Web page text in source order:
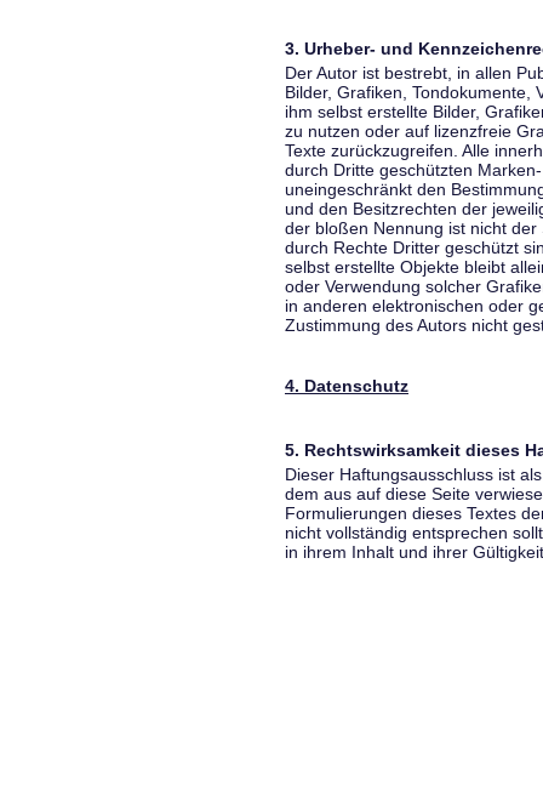
3. Urheber- und
Der Autor ist bestrebt, in allen
Bilder, Grafiken, Tondokumente,
ihm selbst erstellte Bilder,
zu nutzen oder auf lizenzfreie
Texte zurückzugreifen. Alle
durch Dritte geschützten
uneingeschränkt den
und den Besitzrechten der
der bloßen Nennung ist nicht
durch Rechte Dritter geschützt
selbst erstellte Objekte bleibt
oder Verwendung solcher
in anderen elektronischen oder
Zustimmung des Autors nicht
4. Datenschutz
5. Rechtswirksamkeit dieses
Dieser Haftungsausschluss ist
dem aus auf diese Seite
Formulierungen dieses Textes
nicht vollständig entsprechen
in ihrem Inhalt und ihrer